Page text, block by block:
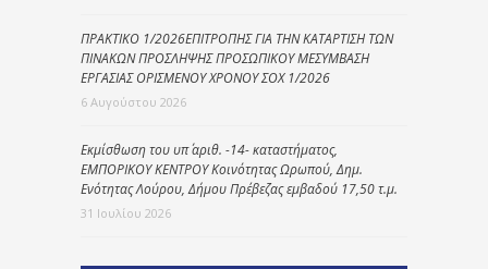
ΠΡΑΚΤΙΚΟ 1/2026ΕΠΙΤΡΟΠΗΣ ΓΙΑ ΤΗΝ ΚΑΤΑΡΤΙΣΗ ΤΩΝ
ΠΙΝΑΚΩΝ ΠΡΟΣΛΗΨΗΣ ΠΡΟΣΩΠΙΚΟΥ ΜΕΣΥΜΒΑΣΗ
ΕΡΓΑΣΙΑΣ ΟΡΙΣΜΕΝΟΥ ΧΡΟΝΟΥ ΣΟΧ 1/2026
6 Αυγούστου 2026
Εκμίσθωση του υπ΄ αριθ. -14- καταστήματος,
ΕΜΠΟΡΙΚΟΥ ΚΕΝΤΡΟΥ Κοινότητας Ωρωπού, Δημ.
Ενότητας Λούρου, Δήμου Πρέβεζας εμβαδού 17,50 τ.μ.
31 Ιουλίου 2026